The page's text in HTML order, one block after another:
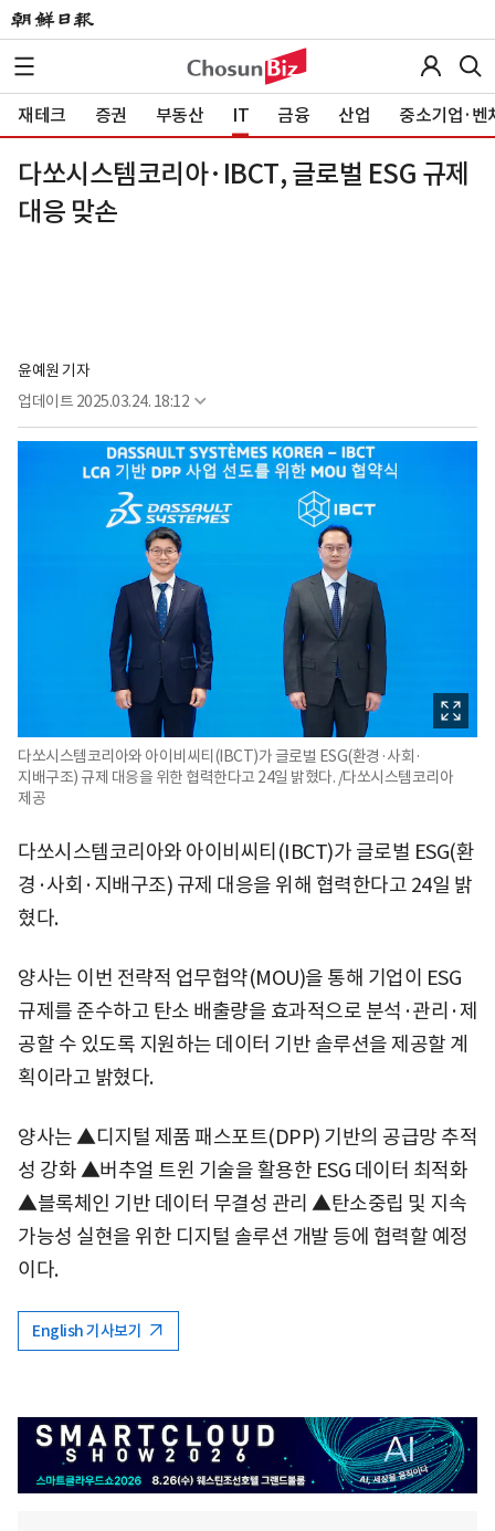
재테크 증권 부동산 IT 금융 산업 중소기업·벤
다쏘시스템코리아·IBCT, 글로벌 ESG 규제
대응 맞손
윤예원 기자
업데이트 2025.03.24. 18:12
다쏘시스템코리아와 아이비씨티(IBCT)가 글로벌 ESG(환경·사회·
지배구조) 규제 대응을 위한 협력한다고 24일 밝혔다. /다쏘시스템코리아
제공
다쏘시스템코리아와 아이비씨티(IBCT)가 글로벌 ESG(환
경·사회·지배구조) 규제 대응을 위해 협력한다고 24일 밝
혔다.
양사는 이번 전략적 업무협약(MOU)을 통해 기업이 ESG
규제를 준수하고 탄소 배출량을 효과적으로 분석·관리·제
공할 수 있도록 지원하는 데이터 기반 솔루션을 제공할 계
획이라고 밝혔다.
양사는 ▲디지털 제품 패스포트(DPP) 기반의 공급망 추적
성 강화 ▲버추얼 트윈 기술을 활용한 ESG 데이터 최적화
▲블록체인 기반 데이터 무결성 관리 ▲탄소중립 및 지속
가능성 실현을 위한 디지털 솔루션 개발 등에 협력할 예정
이다.
English 기사보기